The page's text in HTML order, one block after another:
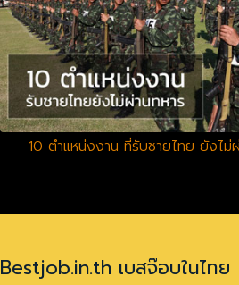
10 ตำแหน่งงาน ที่รับชายไทย ยังไม่
Bestjob.in.th เบสจ๊อบในไทย